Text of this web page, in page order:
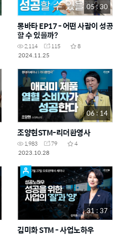
05 : 30
몽바타 EP17 - 어떤 사람이 성공
할 수 있을까?
2,114 115
8
2024.11.25
06 : 14
조양현STM-리더환영사
1,983 79
4
2023.10.28
31 : 37
김미화 STM - 사업노하우